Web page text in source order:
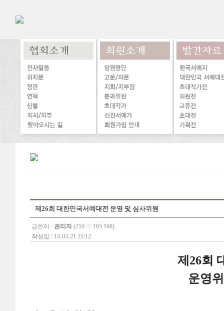
제26회 대한민국서예대전 운영 및 심사위원
글쓴이 : 관리자 (210.♡.165.168)
작성일 : 14-03-21 15:12
제26회
운영